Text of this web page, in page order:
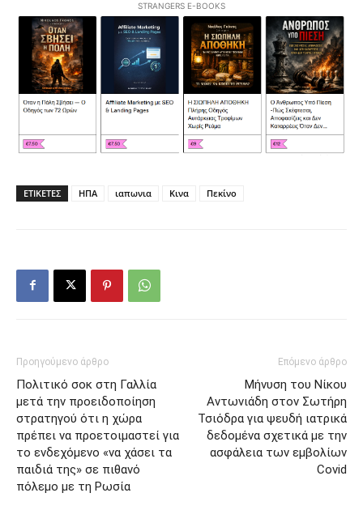
STRANGERS E-BOOKS
ΕΤΙΚΕΤΕΣ ΗΠΑ ιαπωνια Κινα Πεκίνο
Προηγούμενο άρθρο
Πολιτικό σοκ στη Γαλλία
μετά την προειδοποίηση
στρατηγού ότι η χώρα
πρέπει να προετοιμαστεί για
το ενδεχόμενο «να χάσει τα
παιδιά της» σε πιθανό
πόλεμο με τη Ρωσία
Επόμενο άρθρο
Μήνυση του Νίκου
Αντωνιάδη στον Σωτήρη
Τσιόδρα για ψευδή ιατρικά
δεδομένα σχετικά με την
ασφάλεια των εμβολίων
Covid